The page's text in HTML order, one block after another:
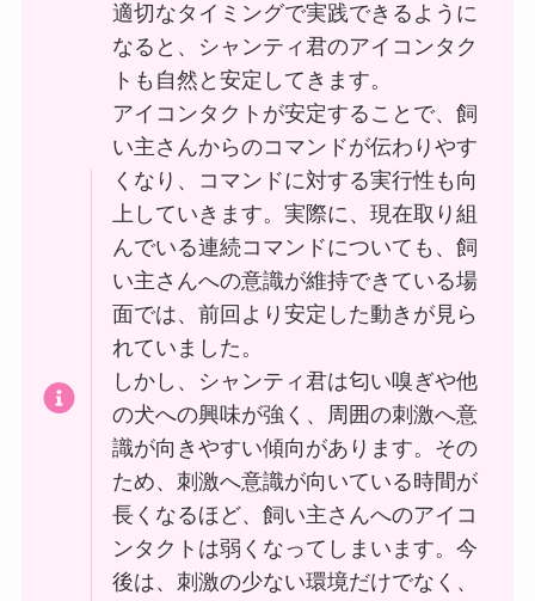
適切なタイミングで実践できるように
なると、シャンティ君のアイコンタク
トも自然と安定してきます。
アイコンタクトが安定することで、飼
い主さんからのコマンドが伝わりやす
くなり、コマンドに対する実行性も向
上していきます。実際に、現在取り組
んでいる連続コマンドについても、飼
い主さんへの意識が維持できている場
面では、前回より安定した動きが見ら
れていました。
しかし、シャンティ君は匂い嗅ぎや他
の犬への興味が強く、周囲の刺激へ意
識が向きやすい傾向があります。その
ため、刺激へ意識が向いている時間が
長くなるほど、飼い主さんへのアイコ
ンタクトは弱くなってしまいます。今
後は、刺激の少ない環境だけでなく、